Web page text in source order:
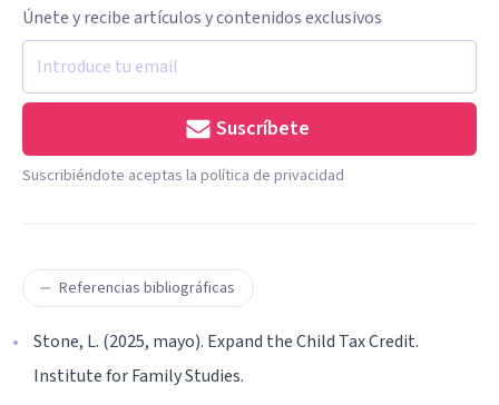
Únete y recibe artículos y contenidos exclusivos
Suscríbete
Suscribiéndote aceptas la política de privacidad
Referencias bibliográficas
Stone, L. (2025, mayo). Expand the Child Tax Credit.
Institute for Family Studies.